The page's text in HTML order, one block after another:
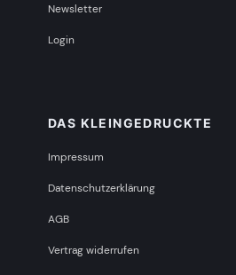
Newsletter
Login
DAS KLEINGEDRUCKTE
Impressum
Datenschutzerklärung
AGB
Vertrag widerrufen